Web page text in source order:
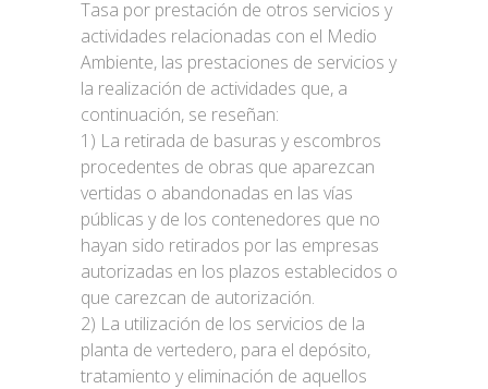
Tasa por prestación de otros servicios y
actividades relacionadas con el Medio
Ambiente, las prestaciones de servicios y
la realización de actividades que, a
continuación, se reseñan:
1) La retirada de basuras y escombros
procedentes de obras que aparezcan
vertidas o abandonadas en las vías
públicas y de los contenedores que no
hayan sido retirados por las empresas
autorizadas en los plazos establecidos o
que carezcan de autorización.
2) La utilización de los servicios de la
planta de vertedero, para el depósito,
tratamiento y eliminación de aquellos